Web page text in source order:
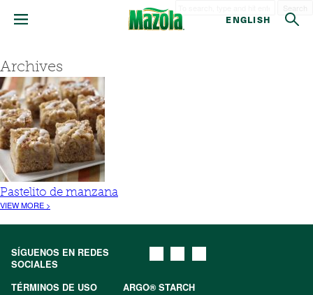
ENGLISH
Archives
Pastelito de manzana
VIEW MORE >
SÍGUENOS EN REDES
SOCIALES
TÉRMINOS DE USO
ARGO® STARCH